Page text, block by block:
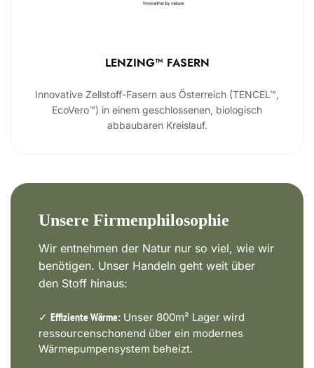
LENZING™ FASERN
Innovative Zellstoff-Fasern aus Österreich (TENCEL™,
EcoVero™) in einem geschlossenen, biologisch
abbaubaren Kreislauf.
Unsere Firmenphilosophie
Wir entnehmen der Natur nur so viel, wie wir
benötigen. Unser Handeln geht weit über
den Stoff hinaus:
✓ Effiziente Wärme: Unser 800m² Lager wird
ressourcenschonend über ein modernes
Wärmepumpensystem beheizt.